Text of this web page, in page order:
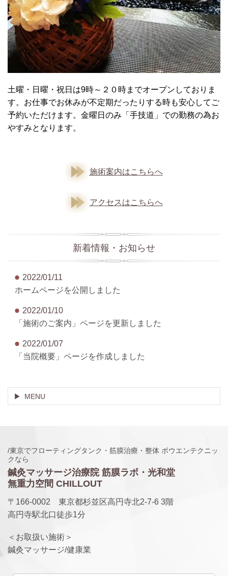
土曜・日曜・祝日は9時～２０時までオープンしておりま
す。お仕事でお休みが不定期だったりする時も安心してご
予約いただけます。金曜日のみ「手技道」での勤務の為お
やすみとなります。
施術案内はこちらへ
アクセスはこちらへ
新着情報・お知らせ
2022/01/11
ホームページを公開しました
2022/01/10
「施術のご案内」ページを更新しました
2022/01/07
「当院概要」ページを作成しました
MENU
/東京でフローティングタンク・筋膜治療・整体 ボウエンテクニッ
クなら
鍼灸マッサージ治療院 筋膜ラボ・光和堂
無重力空間 CHILLOUT
〒166-0002 東京都杉並区高円寺北2-7-6 3階
高円寺駅北口徒歩1分
＜お取扱い施術＞
鍼灸マッサージ/健康業